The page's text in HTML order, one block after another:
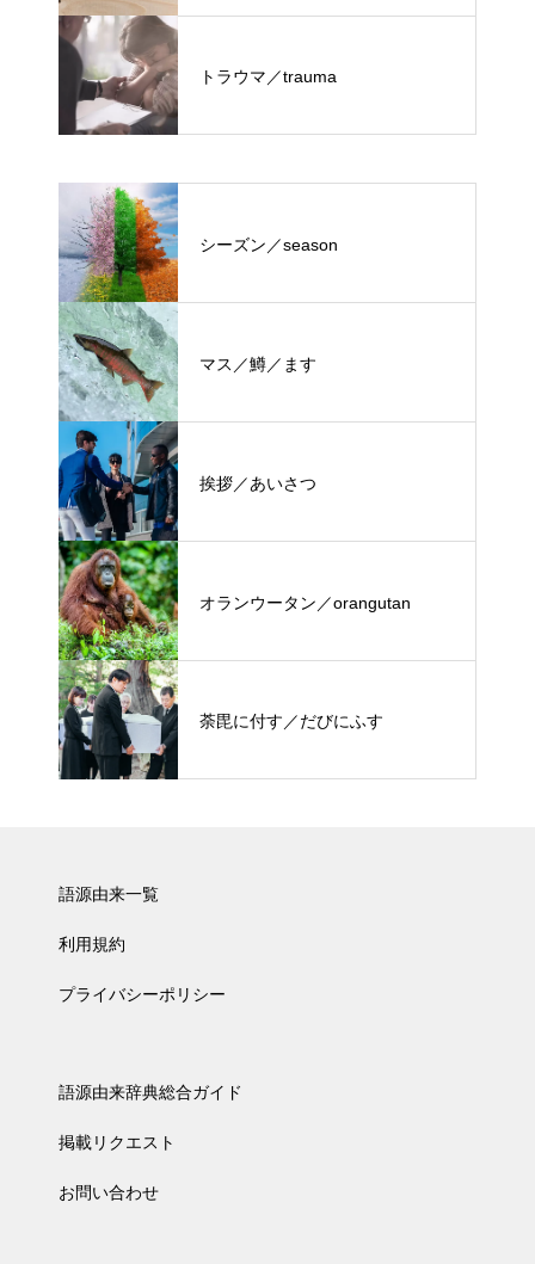
トラウマ／trauma
シーズン／season
マス／鱒／ます
挨拶／あいさつ
オランウータン／orangutan
荼毘に付す／だびにふす
語源由来一覧
利用規約
プライバシーポリシー
語源由来辞典総合ガイド
掲載リクエスト
お問い合わせ